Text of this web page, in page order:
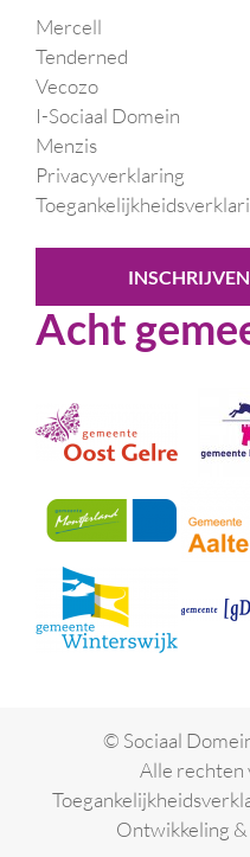
Mercell
Tenderned
Vecozo
I-Sociaal Domein
Menzis
Privacyverklaring
Acht
© Sociaal
Alle rechten
Ontwikkeling